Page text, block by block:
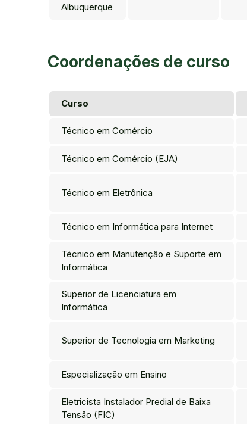
Albuquerque
Coordenações de curso
Curso
Técnico em Comércio
Técnico em Comércio (EJA)
Técnico em Eletrônica
Técnico em Informática para Internet
Técnico em Manutenção e Suporte em
Informática
Superior de Licenciatura em
Informática
Superior de Tecnologia em Marketing
Especialização em Ensino
Eletricista Instalador Predial de Baixa
Tensão (FIC)